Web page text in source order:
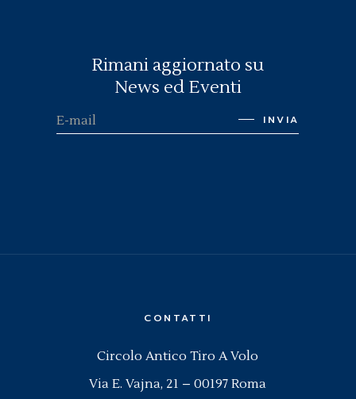
Rimani aggiornato su
News ed Eventi
INVIA
CONTATTI
Circolo Antico Tiro A Volo
Via E. Vajna, 21 – 00197 Roma